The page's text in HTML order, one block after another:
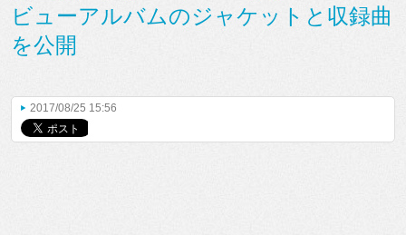
ビューアルバムのジャケットと収録曲
を公開
2017/08/25 15:56